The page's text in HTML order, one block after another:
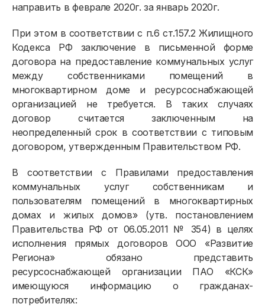
направить в феврале 2020г. за январь 2020г.
При этом в соответствии с п.6 ст.157.2 Жилищного
Кодекса РФ заключение в письменной форме
договора на предоставление коммунальных услуг
между собственниками помещений в
многоквартирном доме и ресурсоснабжающей
организацией не требуется. В таких случаях
договор считается заключенным на
неопределенный срок в соответствии с типовым
договором, утвержденным Правительством РФ.
В соответствии с Правилами предоставления
коммунальных услуг собственникам и
пользователям помещений в многоквартирных
домах и жилых домов» (утв. постановлением
Правительства РФ от 06.05.2011 № 354) в целях
исполнения прямых договоров ООО «Развитие
Региона» обязано представить
ресурсоснабжающей организации ПАО «КСК»
имеющуюся информацию о гражданах-
потребителях: